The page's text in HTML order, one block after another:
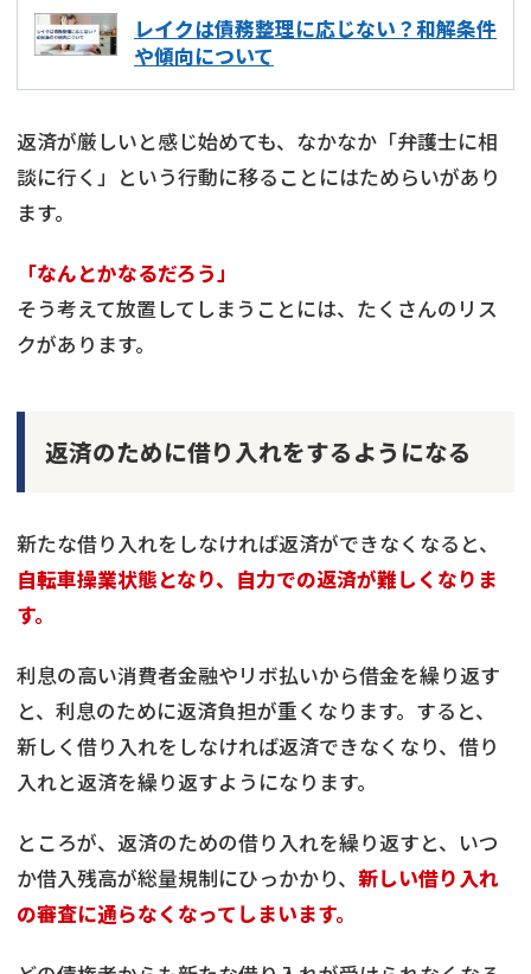
レイクは債務整理に応じない？和解条件
や傾向について
返済が厳しいと感じ始めても、なかなか「弁護士に相
談に行く」という行動に移ることにはためらいがあり
ます。
「なんとかなるだろう」
そう考えて放置してしまうことには、たくさんのリス
クがあります。
返済のために借り入れをするようになる
新たな借り入れをしなければ返済ができなくなると、
自転車操業状態となり、自力での返済が難しくなりま
す。
利息の高い消費者金融やリボ払いから借金を繰り返す
と、利息のために返済負担が重くなります。すると、
新しく借り入れをしなければ返済できなくなり、借り
入れと返済を繰り返すようになります。
ところが、返済のための借り入れを繰り返すと、いつ
か借入残高が総量規制にひっかかり、 新しい借り入れ
の審査に通らなくなってしまいます。